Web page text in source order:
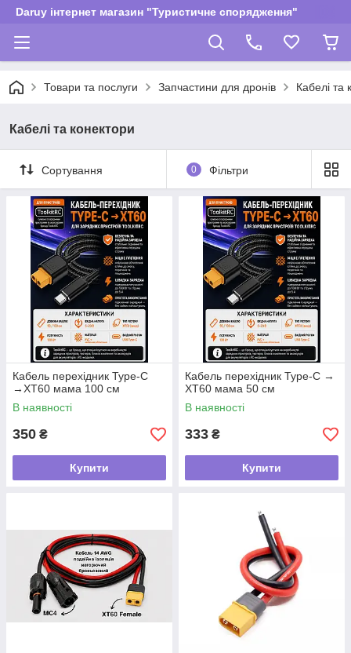
Daruy інтернет магазин "Туристичне спорядження"
Товари та послуги Запчастини для дронів Кабелі та
Кабелі та конектори
Сортування 0 Фільтри
Кабель перехідник Type-C
→XT60 мама 100 см
В наявності
350 ₴
Купити
Кабель перехідник Type-C →
XT60 мама 50 см
В наявності
333 ₴
Купити